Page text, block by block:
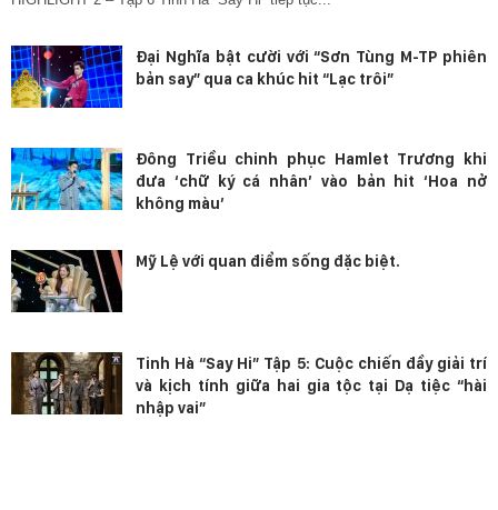
Đại Nghĩa bật cười với “Sơn Tùng M-TP phiên
bản say” qua ca khúc hit “Lạc trôi”
Đông Triều chinh phục Hamlet Trương khi
đưa ‘chữ ký cá nhân’ vào bản hit ‘Hoa nở
không màu’
Mỹ Lệ với quan điểm sống đặc biệt.
Tinh Hà “Say Hi” Tập 5: Cuộc chiến đầy giải trí
và kịch tính giữa hai gia tộc tại Dạ tiệc “hài
nhập vai”